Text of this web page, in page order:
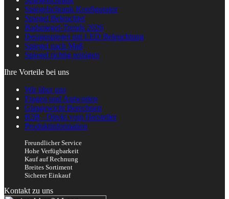
Spiegelschrank Konfigurator
Spiegel Beleuchtet
Badspiegel-Trends 2026
Designspiegel mit LED Beleuchtung
Spiegel nach Maß
Spiegel richtig reinigen
Ihre Vorteile bei uns
Wir über uns
Fragen und Antworten
Glasgewicht Berechnen
B2B - Direkt vom Hersteller
Produktinformation
Freundlicher Service
Hohe Verfügbarkeit
Kauf auf Rechnung
Breites Sortiment
Sicherer Einkauf
Kontakt zu uns